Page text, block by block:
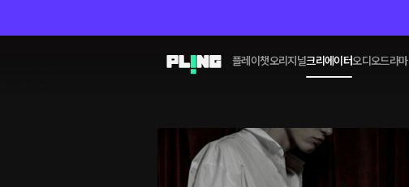
플레이챗오리지널크리에이터오디오드라마